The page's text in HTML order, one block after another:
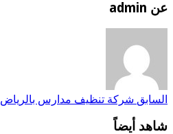
عن admin
السابق شركة تنظيف مدارس بالرياض
شاهد أيضاً